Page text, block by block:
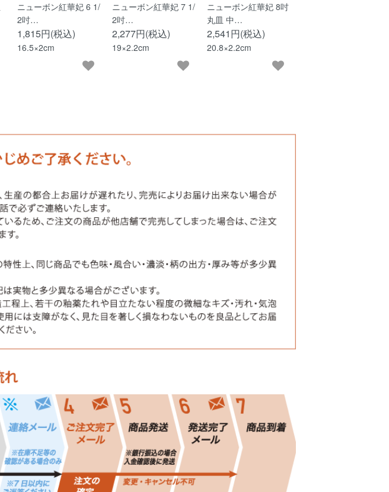
ニューボン紅華妃 6 1/
2吋…
1,815円(税込)
16.5×2cm
ニューボン紅華妃 7 1/
2吋…
2,277円(税込)
19×2.2cm
ニューボン紅華妃 8吋
丸皿 中…
2,541円(税込)
20.8×2.2cm